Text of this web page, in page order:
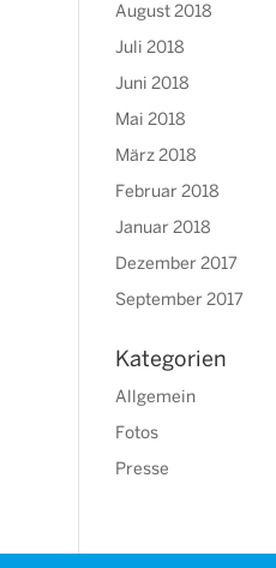
August 2018
Juli 2018
Juni 2018
Mai 2018
März 2018
Februar 2018
Januar 2018
Dezember 2017
September 2017
Kategorien
Allgemein
Fotos
Presse